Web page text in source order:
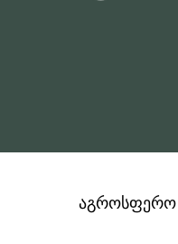
აგროსფერო